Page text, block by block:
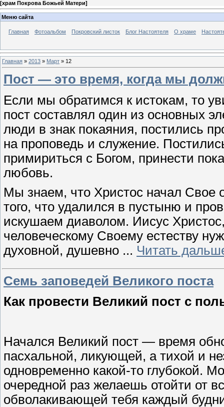
[храм Покрова Божьей Матери]
Меню сайта
Главная Фотоальбом Покровский листок Блог Настоятеля О храме
Главная » 2013 » Март » 12
Пост — это время, когда мы
Если мы обратимся к истокам, то
пост составлял один из основных
люди в знак покаяния, постились
на проповедь и служение.
примириться с Богом, принести
любовь.
Мы знаем, что Христос начал Свое
того, что удалился в пустыню и
искушаем диаволом. Иисус
человеческому Своему естеству
духовной, душевно ... Читать
Семь заповедей Великого поста
Как провести Великий пост с
Начался Великий пост — время
пасхальной, ликующей, а тихой и
одновременно какой-то глубокой.
очередной раз желаешь отойти от
обволакивающей тебя каждый